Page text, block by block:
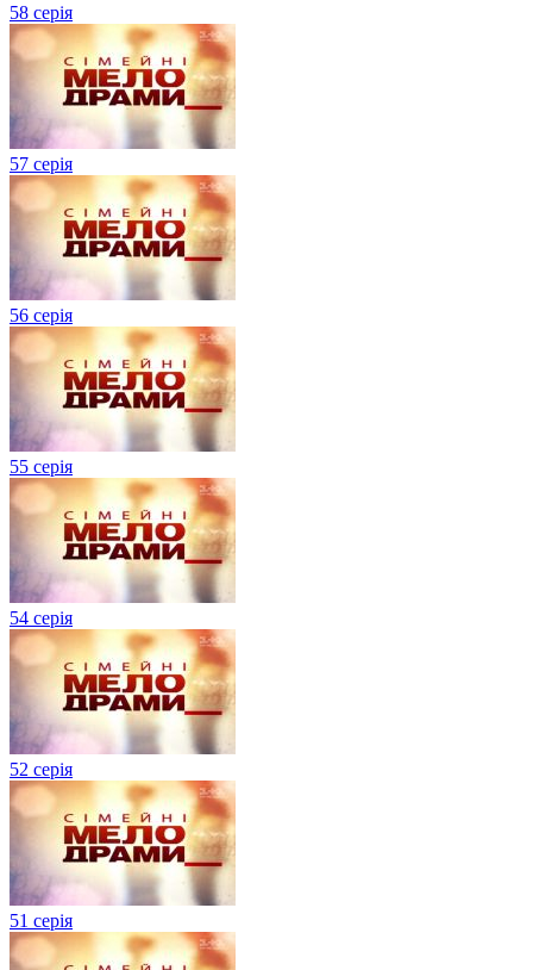
58 серія
57 серія
56 серія
55 серія
54 серія
52 серія
51 серія